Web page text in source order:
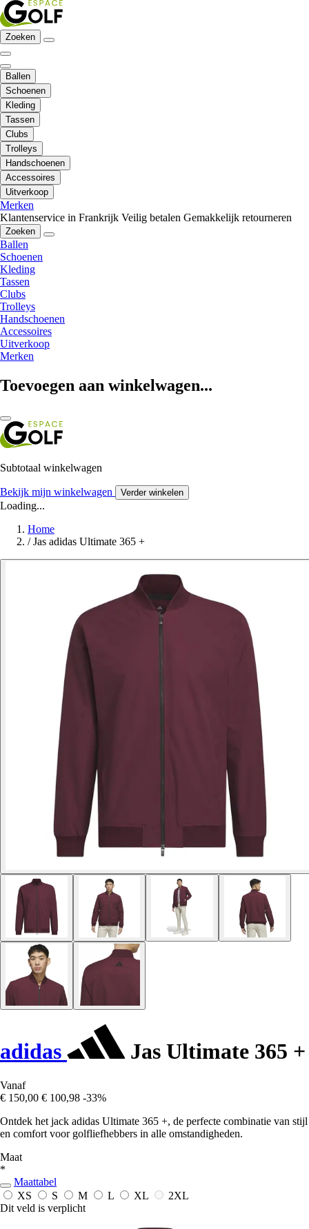
Zoeken
Ballen
Schoenen
Kleding
Tassen
Clubs
Trolleys
Handschoenen
Accessoires
Uitverkoop
Merken
Klantenservice in Frankrijk Veilig betalen Gemakkelijk retourneren
Zoeken
Ballen
Schoenen
Kleding
Tassen
Clubs
Trolleys
Handschoenen
Accessoires
Uitverkoop
Merken
Toevoegen aan winkelwagen...
Subtotaal winkelwagen
Bekijk mijn winkelwagen Verder winkelen
Loading...
Home
/ Jas adidas Ultimate 365 +
adidas Jas Ultimate 365 +
Vanaf
€ 150,00 € 100,98 -33%
Ontdek het jack adidas Ultimate 365 +, de perfecte combinatie van stijl
en comfort voor golfliefhebbers in alle omstandigheden.
Maat
*
Maattabel
XS
S M L XL
2XL
Dit veld is verplicht